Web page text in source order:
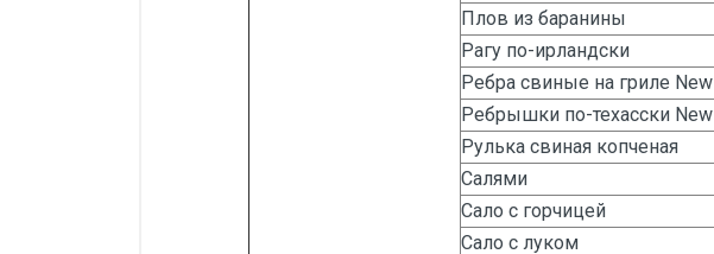
Плов из баранины
Рагу по-ирландски
Ребра свиные на гриле New
Ребрышки по-техасски New
Рулька свиная копченая
Салями
Сало с горчицей
Сало с луком